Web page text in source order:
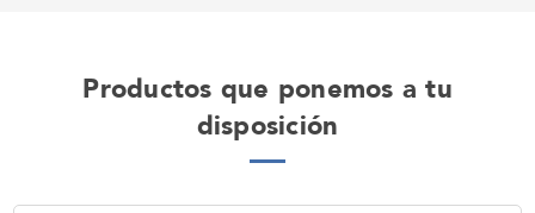
Productos que ponemos a tu
disposición